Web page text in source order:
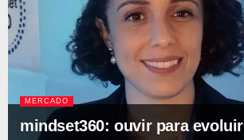
MERCADO
mindset360: ouvir para evoluir